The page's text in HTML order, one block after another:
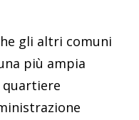
gli altri comuni
più ampia
quartiere